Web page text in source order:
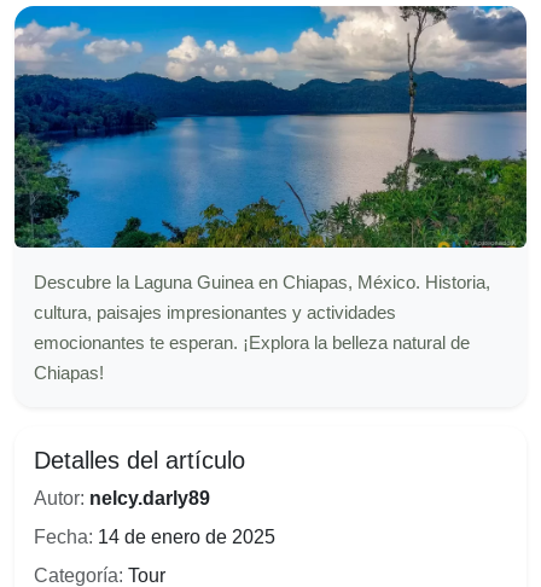
Descubre la Laguna Guinea en Chiapas, México. Historia,
cultura, paisajes impresionantes y actividades
emocionantes te esperan. ¡Explora la belleza natural de
Chiapas!
Detalles del artículo
Autor: nelcy.darly89
Fecha: 14 de enero de 2025
Categoría: Tour